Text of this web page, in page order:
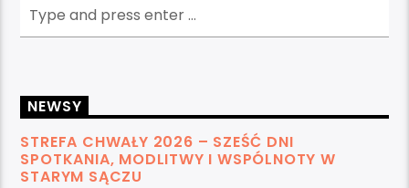
NEWSY
STREFA CHWAŁY 2026 – SZEŚĆ DNI
SPOTKANIA, MODLITWY I WSPÓLNOTY W
STARYM SĄCZU